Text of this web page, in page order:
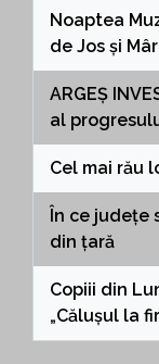
Noaptea
de Jos și
ARGEȘ
al
Cel mai rău
În ce județe
din țară
Copiii din
„Călușul la